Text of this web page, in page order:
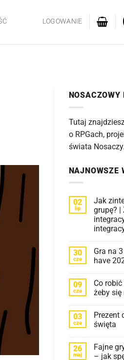
LOGOWANIE
NOSACZOWY
Tutaj
o RPGach,
świata
NAJNOWSZE
02
lip
Jak
grupę? |
do
Jak
zintegrować
Zabawy
integracyjne
i
30
cze
Gra na
have
do
Gra
na
–
must
have
09
cze
Co
żeby się
do
Co
robić
żeby
03
cze
Prezent
święta
do
Prezent
26
maj
Fajne
– jak